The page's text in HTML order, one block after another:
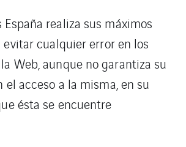
España realiza sus máximos
evitar cualquier error en los
Web, aunque no garantiza su
el acceso a la misma, en su
ésta se encuentre